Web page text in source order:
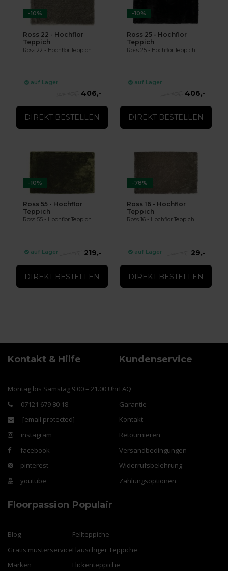
-10%
Ross 22 - Hochflor
Teppich
Ross 22 - Hochflor Teppich
auf Lager
406,-
DIREKT BESTELLEN
-10%
Ross 25 - Hochflor
Teppich
Ross 25 - Hochflor Teppich
auf Lager
406,-
DIREKT BESTELLEN
-10%
Ross 55 - Hochflor
Teppich
Ross 55 - Hochflor Teppich
auf Lager 219,-
DIREKT BESTELLEN
-78%
Ross 16 - Hochflor
Teppich
Ross 16 - Hochflor Teppich
auf Lager 29,-
DIREKT BESTELLEN
Kontakt & Hilfe
Montag bis Samstag 9.00 – 21.00 Uhr
07121 679 80 18
[email protected]
instagram
facebook
pinterest
youtube
Kundenservice
FAQ
Garantie
Kontakt
Retournieren
Versandbedingungen
Widerrufsbelehrung
Zahlungsoptionen
Floorpassion
Blog
Gratis musterservice
Marken
Populair
Fellteppiche
Flauschiger Teppiche
Flickenteppiche